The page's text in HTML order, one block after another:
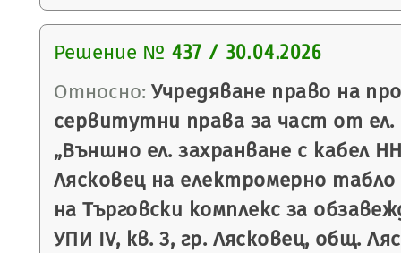
Решение № 437 / 30.04.2026
Относно: Учредяване право на
сервитутни права за част от
„Външно ел. захранване с кабел
Лясковец на електромерно табло
на Търговски комплекс за
УПИ IV, кв. 3, гр. Лясковец, общ.